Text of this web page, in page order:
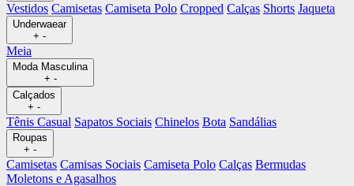
Vestidos Camisetas Camiseta Polo Cropped Calças Shorts Jaqueta
Underwaear
+ -
Meia
Moda Masculina
+ -
Calçados
+ -
Tênis Casual Sapatos Sociais Chinelos Bota Sandálias
Roupas
+ -
Camisetas Camisas Sociais Camiseta Polo Calças Bermudas
Moletons e Agasalhos